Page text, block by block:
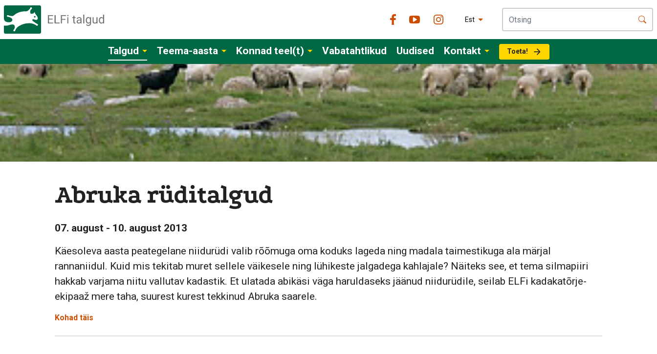
Est
Talgud Teema-aasta Konnad teel(t) Vabatahtlikud Uudised Kontakt Toeta!
Abruka rüditalgud
07. august - 10. august 2013
Käesoleva aasta peategelane niidurüdi valib rõõmuga oma koduks lageda ning madala taimestikuga ala märjal
rannaniidul. Kuid mis tekitab muret sellele väikesele ning lühikeste jalgadega kahlajale? Näiteks see, et tema silmapiiri
hakkab varjama niitu vallutav kadastik. Et ulatada abikäsi väga haruldaseks jäänud niidurüdile, seilab ELFi kadakatõrje-
ekipaaž mere taha, suurest kurest tekkinud Abruka saarele.
Kohad täis